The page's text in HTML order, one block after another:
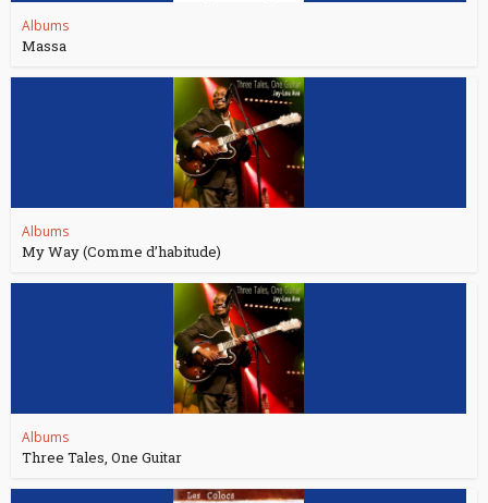
Albums
Massa
Albums
My Way (Comme d’habitude)
Albums
Three Tales, One Guitar